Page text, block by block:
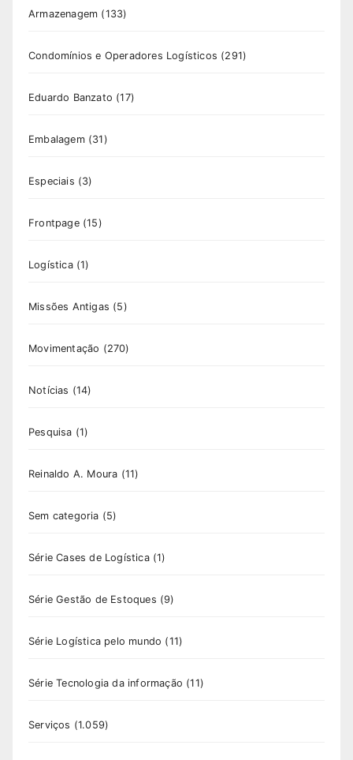
Armazenagem (133)
Condomínios e Operadores Logísticos (291)
Eduardo Banzato (17)
Embalagem(31)
Especiais (3)
Frontpage(15)
Logística(1)
Missões Antigas (5)
Movimentação (270)
Notícias (14)
Pesquisa (1)
Reinaldo A. Moura (11)
Sem categoria (5)
Série Cases de Logística(1)
Série Gestão de Estoques (9)
Série Logística pelo mundo (11)
Série Tecnologia da informação (11)
Serviços (1.059)